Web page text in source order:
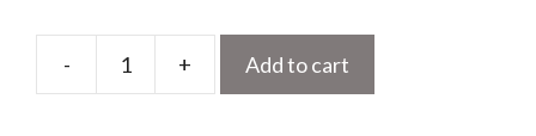
-
Pintu
+ Add to cart